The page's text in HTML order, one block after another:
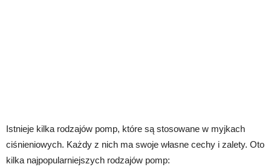
Istnieje kilka rodzajów pomp, które są stosowane w myjkach
ciśnieniowych. Każdy z nich ma swoje własne cechy i zalety. Oto
kilka najpopularniejszych rodzajów pomp: